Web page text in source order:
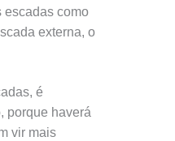
escadas como
externa, o
é
porque haverá
vir mais